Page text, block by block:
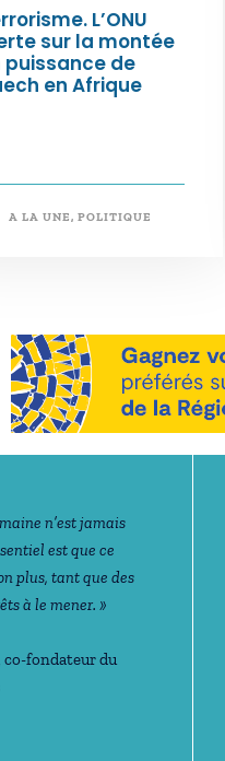
L’ONU
sur la montée
puissance de
en Afrique
A LA UNE, POLITIQUE
n’est jamais
est que ce
plus, tant que des
à le mener. »
co-fondateur du